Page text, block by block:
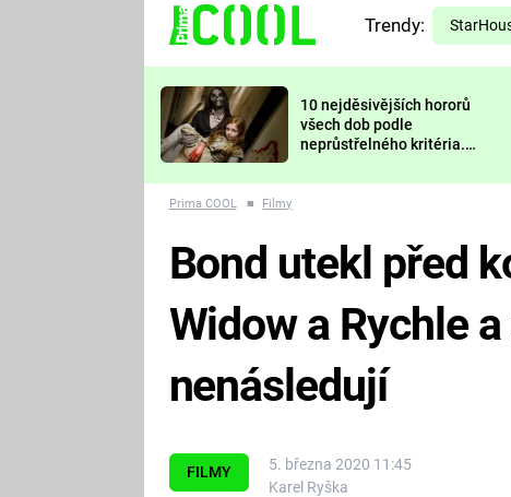
TŘESKU
FUTURAMA
PREDÁTOR
Trendy:
10 nejděsivějších hororů
všech dob podle
neprůstřelného kritéria.
nejvíc zvednou tep?
Prima COOL ■ Filmy
FILMY
5. března 2020 11:45
Karel Ryška
Bond utekl před
Widow a Rychle
nenásledují